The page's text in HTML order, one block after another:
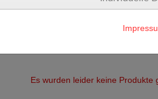
Es wurden leider keine Produkte